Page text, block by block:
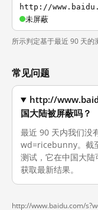
http://
未屏蔽
所示判定基于最近 90 天的
常见问题
http://
国大陆被屏蔽吗？
最近 90 天内我们
wd=ricebunny。截
测试，它在中国大陆
获取最新结果。
http://www.baidu.com/